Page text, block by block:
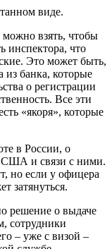
виде.
взять, чтобы
инспектора, что
Это может быть,
из банка, которые
о регистрации
Все эти
«якоря», которые
в России, о
США и связи с ними.
но если у офицера
затянуться.
решение о выдаче
сотрудники
– уже с визой –